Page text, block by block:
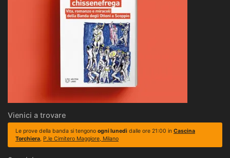
Vienici a trovare
Le prove della banda si tengono ogni lunedì dalle ore 21:00 in Cascina
Torchiera, P.le Cimitero Maggiore, Milano